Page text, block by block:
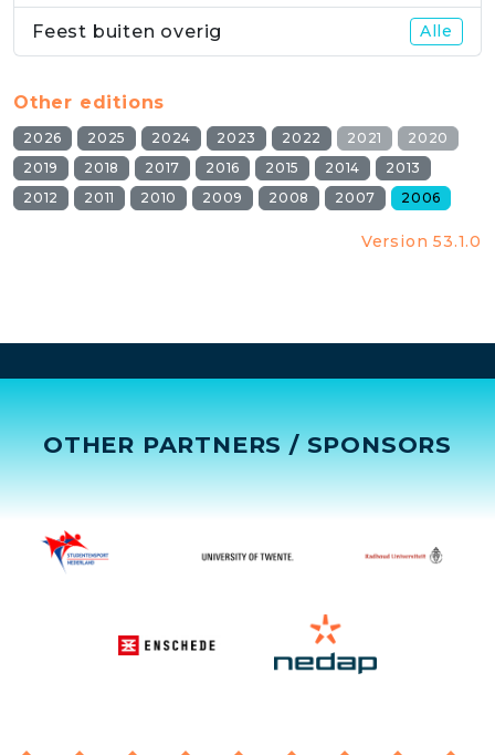
Feest buiten overig Alle
Other editions
2026 2025 2024 2023 2022 2021
2020
2019
2018 2017 2016 2015 2014
2013
2012
2011 2010 2009 2008 2007 2006
Version 53.1.0
OTHER PARTNERS / SPONSORS